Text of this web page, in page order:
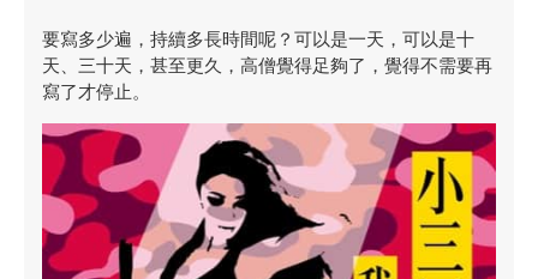
要寫多少遍，持續多長時間呢？可以是一天，可以是十
天、三十天，甚至更久，高僧覺得足夠了，覺得不需要再
寫了才停止。